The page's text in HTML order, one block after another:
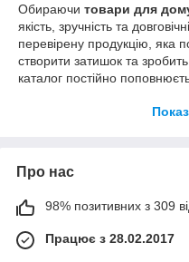
Обираючи товари для
якість, зручність та
перевірену продукцію, яка
створити затишок та
каталог постійно
Облаштуйте свій дім,
реальність!
Про нас
98% позитивних з 309
Працює з 28.02.2017